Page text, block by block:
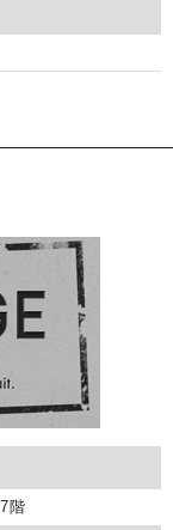
階